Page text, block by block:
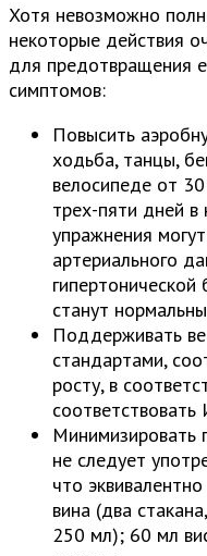
Хотя невозможно
некоторые действия
для предотвращения
симптомов:
Повысить
ходьба, танцы,
велосипеде от
трех-пяти дней
упражнения
артериального
станут
Поддерживать
стандартами,
росту, в
Минимизировать
не следует
что
вина (два
250 мл); 60 мл